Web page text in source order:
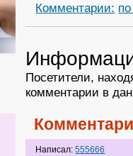
Комментарии:
Посетители,
комментарии в
Написал:555666